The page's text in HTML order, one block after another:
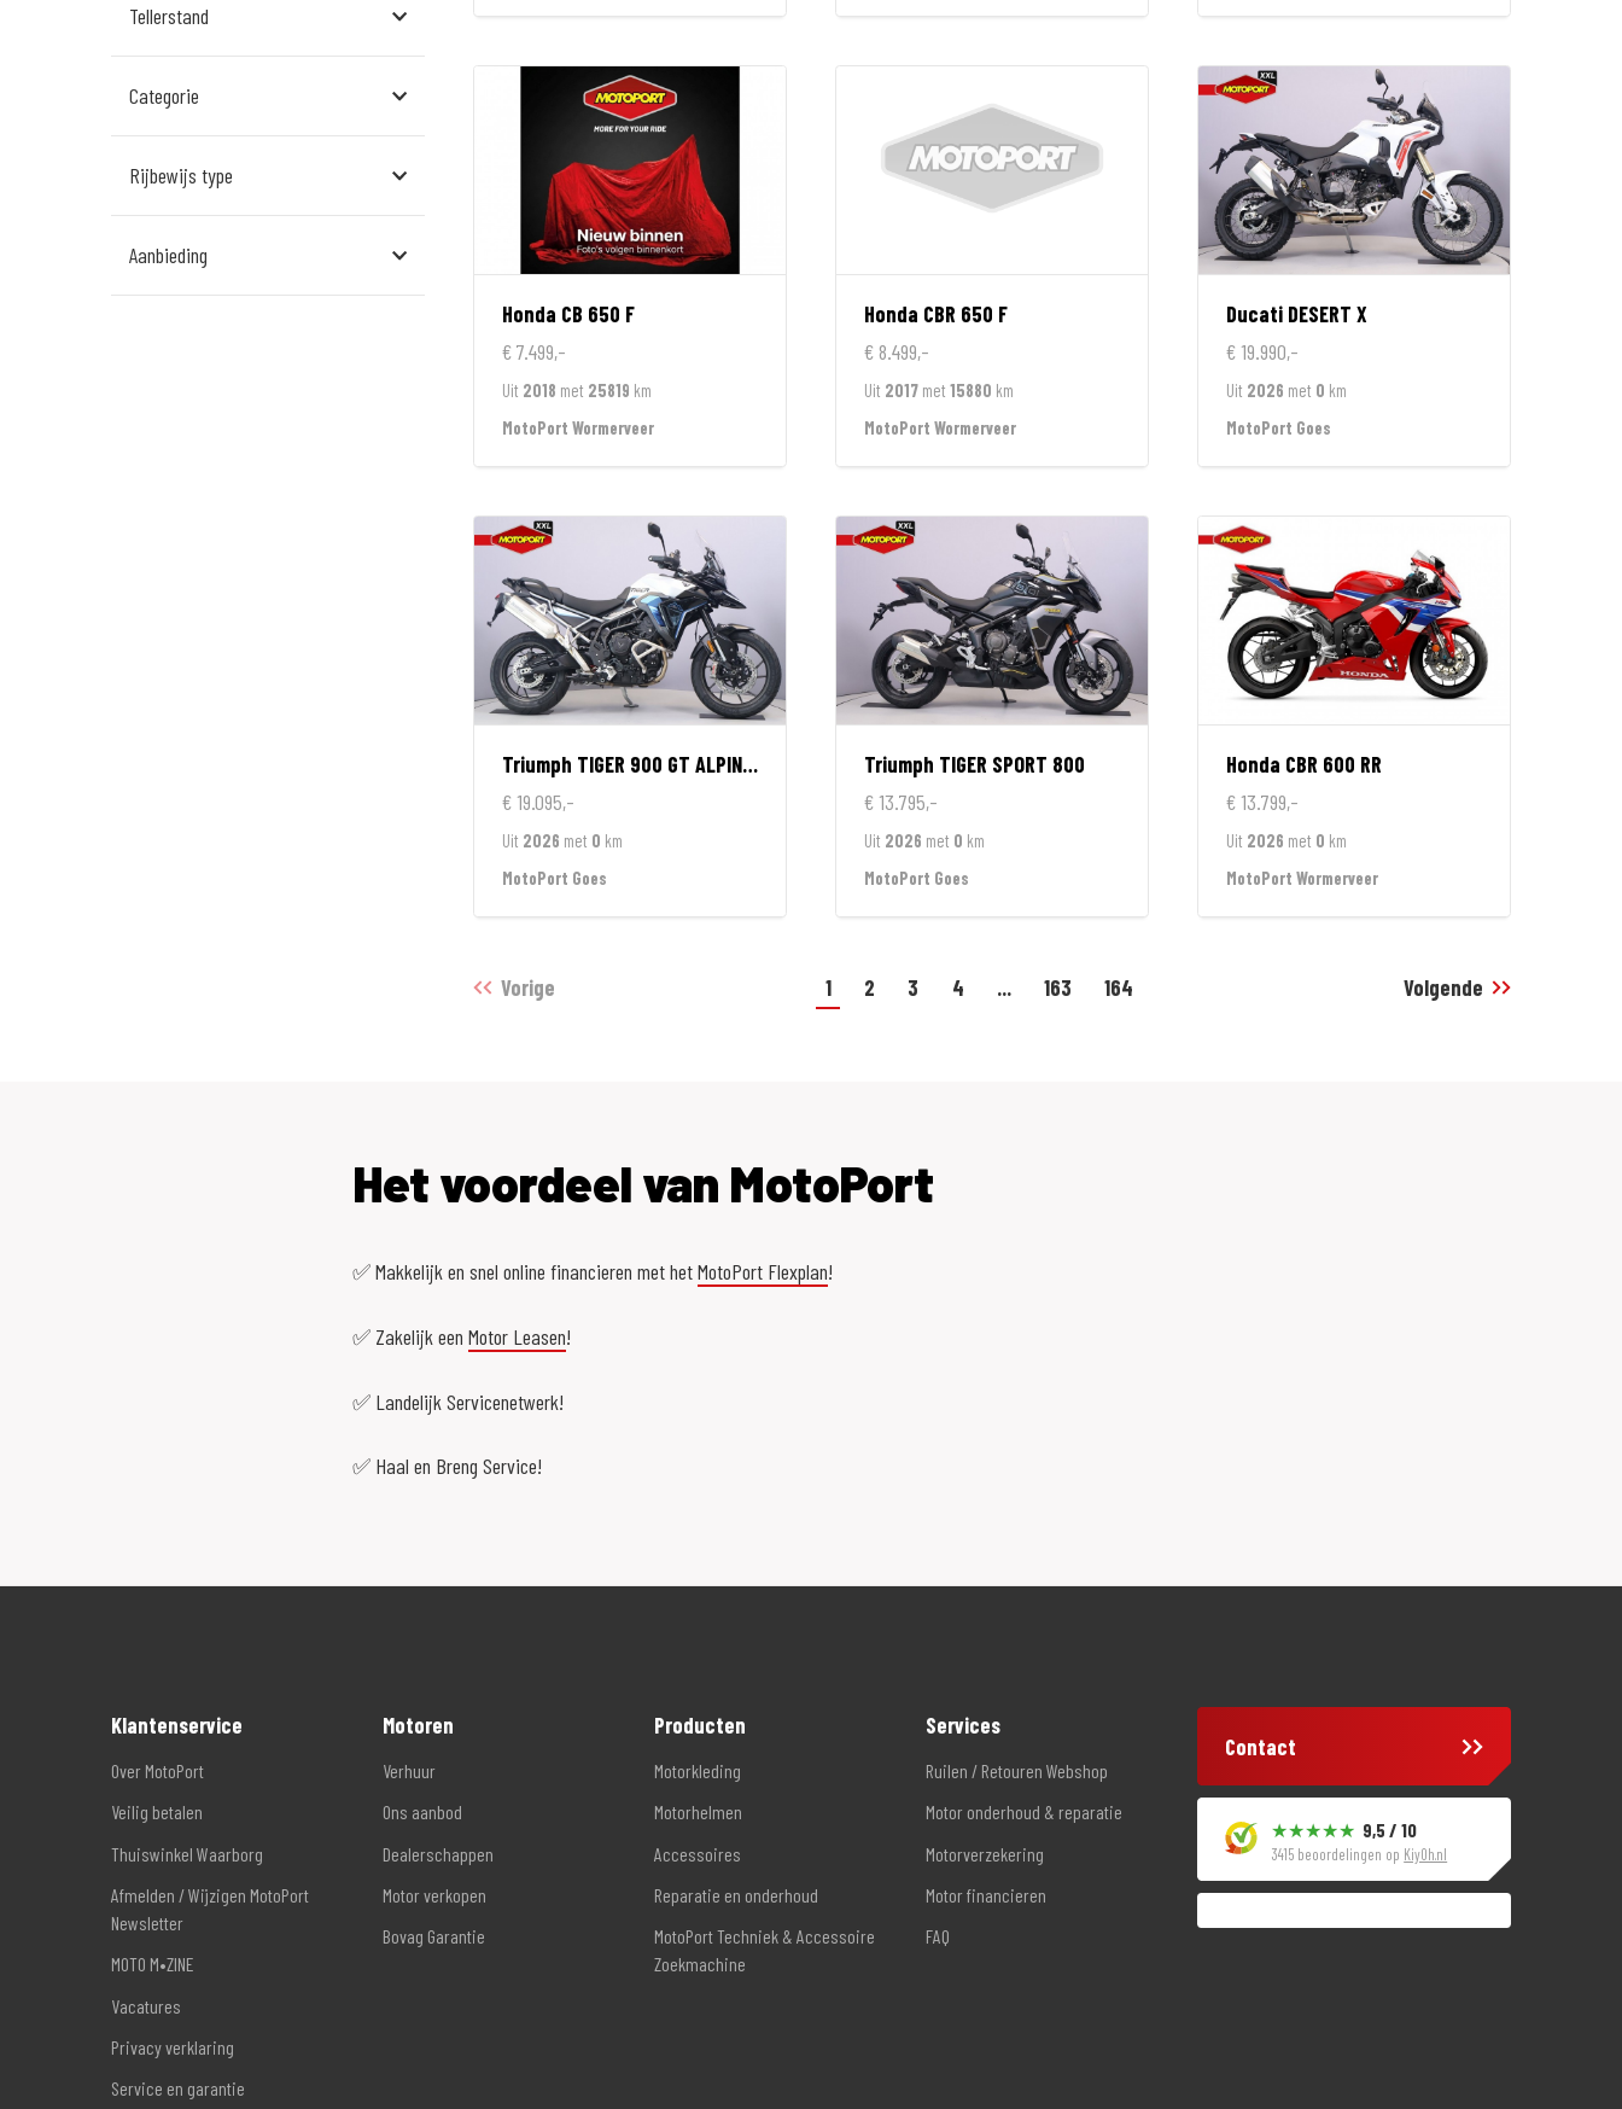
Den Bosch
Hillegom
Leek
Leeuwarden
Tellerstand
Categorie
Rijbewijs type
Aanbieding
Honda CB 650 F
€ 7.499,-
Uit 2018 met 25819 km
MotoPort Wormerveer
Honda CBR 650 F
€ 8.499,-
Uit 2017met 15880 km
MotoPort Wormerveer
Ducati DESERT X
€ 19.990,-
Uit 2026 met 0 km
MotoPort Goes
Triumph TIGER 900 GT ALPINE EDITION
€ 19.095,-
Uit 2026 met 0 km
MotoPort Goes
Triumph TIGER SPORT 800
€ 13.795,-
Uit 2026 met 0 km
MotoPort Goes
Honda CBR 600 RR
€ 13.799,-
Uit 2026 met 0 km
MotoPort Wormerveer
Vorige 1 2 3 4 ... 163 164 Volgende
Het voordeel van MotoPort
✅ Makkelijk en snel online financieren met hetMotoPort Flexplan!
✅ Zakelijk een Motor Leasen!
✅ Landelijk Servicenetwerk!
✅ Haal en Breng Service!
Klantenservice
Over MotoPort
Veilig betalen
Thuiswinkel Waarborg
Afmelden / Wijzigen MotoPort
Newsletter
MOTO M•ZINE
Vacatures
Privacy verklaring
Service en garantie
Motoren
Verhuur
Ons aanbod
Dealerschappen
Motor verkopen
Bovag Garantie
Producten
Motorkleding
Motorhelmen
Accessoires
Reparatie en onderhoud
MotoPort Techniek & Accessoire
Zoekmachine
Services
Ruilen / Retouren Webshop
Motor onderhoud & reparatie
Motorverzekering
Motor financieren
FAQ
Contact
9,5 / 10
3415 beoordelingen op KiyOh.nl